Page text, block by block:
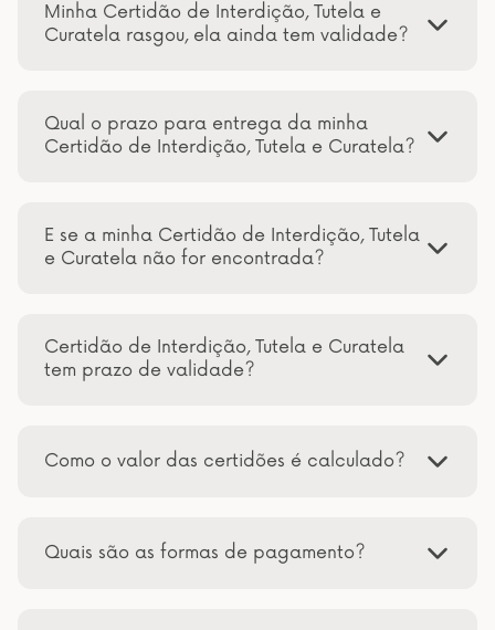
Minha Certidão de Interdição, Tutela e
Curatela rasgou, ela ainda tem validade?
Qual o prazo para entrega da minha
Certidão de Interdição, Tutela e Curatela?
E se a minha Certidão de Interdição, Tutela
e Curatela não for encontrada?
Certidão de Interdição, Tutela e Curatela
tem prazo de validade?
Como o valor das certidões é calculado?
Quais são as formas de pagamento?